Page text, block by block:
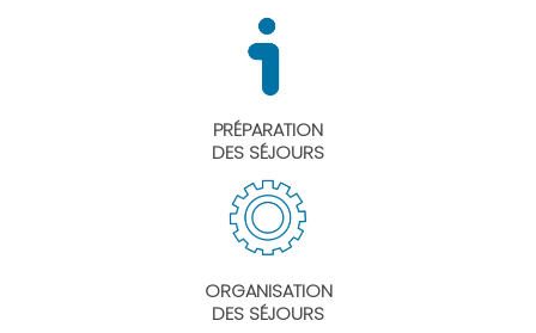
PRÉPARATION
DES SÉJOURS
ORGANISATION
DES SÉJOURS